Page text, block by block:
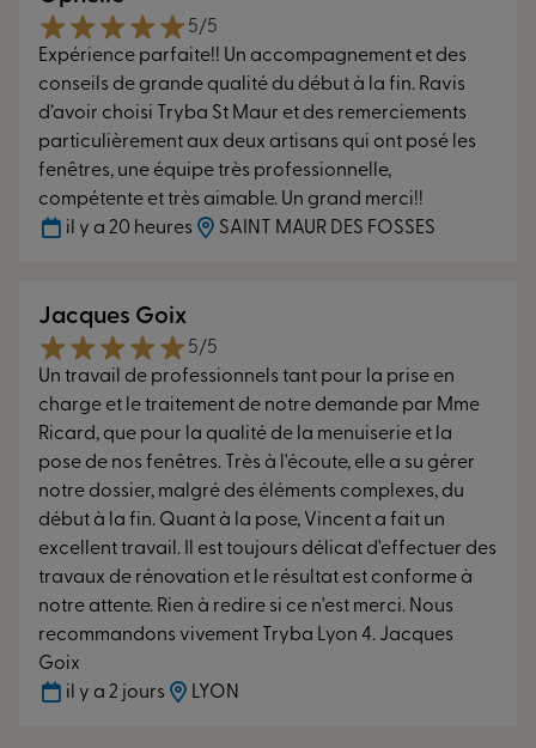
Finesse de la fenêtre
un profilé design, qui laisse passer un maximum de
lumière.
Découvrir notre gamme de fenêtre PVC
Étanchéité du vitrage parfaite
l’innovation technologique exclusive TPS (Thermo
Plastic Spacer).
Maintien des performances dans le tempsgrâce
aux paumelles fixées dans les parois aluminium du
dormant et du battant.
Plus de lumièregrâce à la croisée ultra fine (75
Un design épuré et tout en finesse.
de la fenêtre sont symétriques. Grand choix de
coloris, dont 15 teintes en standard.
Découvrir notre gamme alu
Solidité et longévité.
et dormant. Assemblage traditionnel des angles par
double enfourchement et collage. Gâches de
sécurité en standard avec galets champignons anti-
décrochement, fixées dans la pleine masse bois.
Excellente résistance aux agressions extérieures et
au temps.Protection contre les insectes xylophages,
crémone 3 points avec crochets en acier
anti-fausse manœuvre et anti-décrochement de
série.
Rejet d’eau en bois intégré sur l’ouvrant pour une
esthétique traditionnelle.
4 essences de bois disponibles :pin, épicéa, chêne,
méranti avec 5 lasures différentes (suivant l’essence
de bois), laquage RAL, bicoloration
Découvrir notre gamme de bois
5/5
Expérience parfaite!! Un accompagnement et des
conseils de grande qualité du début à la fin. Ravis
d’avoir choisi Tryba St Maur et des remerciements
particulièrement aux deux artisans qui ont posé les
fenêtres, une équipe très professionnelle,
compétente et très aimable. Un grand merci!!
il y a 20 heures
SAINT MAUR DES FOSSES
Jacques Goix
5/5
Un travail de professionnels tant pour la prise en
charge et le traitement de notre demande par Mme
Ricard, que pour la qualité de la menuiserie et la
pose de nos fenêtres. Très à l'écoute, elle a su gérer
notre dossier, malgré des éléments complexes, du
début à la fin. Quant à la pose, Vincent a fait un
excellent travail. Il est toujours délicat d'effectuer des
travaux de rénovation et le résultat est conforme à
notre attente. Rien à redire si ce n'est merci. Nous
recommandons vivement Tryba Lyon 4. Jacques
Goix
il y a 2 jours
LYON